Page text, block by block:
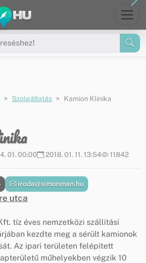
Szolgáltatás Kamion Klinika
01. 00:00 2018. 01. 11. 13:54 11842
utca
iroda@simonman.hu
tíz éves nemzetközi szállítási
kezdte meg a sérült kamionok
Az ipari területen felépített
műhelyekben végzik 10